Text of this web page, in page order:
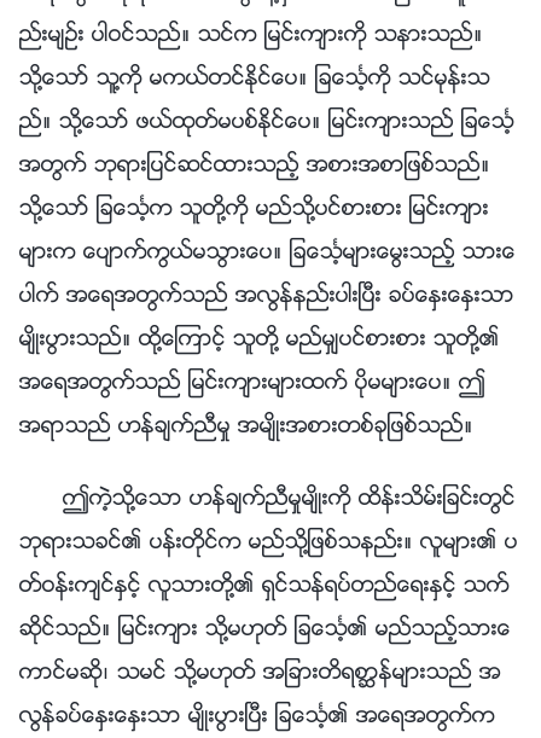
ည္းမ်ဥ္း ပါဝင္သည္။ သင္က ျမင္းက်ားကို သနားသည္။
သို႔ေသာ္ သူ႔ကို မကယ္တင္ႏိုင္ေပ။ ျခေသၤ့ကို သင္မုန္းသ
ည္။ သို႔ေသာ္ ဖယ္ထုတ္မပစ္ႏိုင္ေပ။ ျမင္းက်ားသည္ ျခေသၤ့
အတြက္ ဘုရားျပင္ဆင္ထားသည့္ အစားအစာျဖစ္သည္။
သို႔ေသာ္ ျခေသၤ့က သူတို႔ကို မည္သို႔ပင္စားစား ျမင္းက်ား
မ်ားက ေပ်ာက္ကြယ္မသြားေပ။ ျခေသၤ့မ်ားေမြးသည့္ သားေ
ပါက္ အေရအတြက္သည္ အလြန္နည္းပါးၿပီး ခပ္ေႏွးေႏွးသာ
မ်ိဳးပြားသည္။ ထို႔ေၾကာင့္ သူတို႔ မည္မွ်ပင္စားစား သူတို႔၏
အေရအတြက္သည္ ျမင္းက်ားမ်ားထက္ ပိုမမ်ားေပ။ ဤ
အရာသည္ ဟန္ခ်က္ညီမႈ အမ်ိဳးအစားတစ္ခုျဖစ္သည္။
ဤကဲ့သို႔ေသာ ဟန္ခ်က္ညီမႈမ်ိဳးကို ထိန္းသိမ္းျခင္းတြင္
ဘုရားသခင္၏ ပန္းတိုင္က မည္သို႔ျဖစ္သနည္း။ လူမ်ား၏ ပ
တ္ဝန္းက်င္ႏွင့္ လူသားတို႔၏ ရွင္သန္ရပ္တည္ေရးႏွင့္ သက္
ဆိုင္သည္။ ျမင္းက်ား သို႔မဟုတ္ ျခေသၤ့၏ မည္သည့္သားေ
ကာင္မဆို၊ သမင္ သို႔မဟုတ္ အျခားတိရစာၦန္မ်ားသည္ အ
လြန္ခပ္ေႏွးေႏွးသာ မ်ိဳးပြားၿပီး ျခေသၤ့၏ အေရအတြက္က